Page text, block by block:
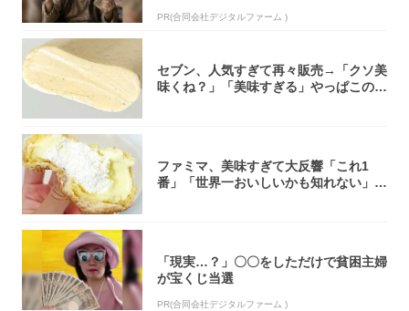
PR(合同会社デジタルファーム )
セブン、人気すぎて再々販売→「クソ美
味くね？」「美味すぎる」やっぱこのク
ファミマ、美味すぎて大反響「これ1
番」「世界一おいしいかも知れない」
「現実…？」〇〇をしただけで貧困主婦
が宝くじ当選
PR(合同会社デジタルファーム )